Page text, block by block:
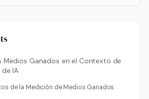
Medios Ganados en el Contexto de
IA
de la Medición de Medios Ganados